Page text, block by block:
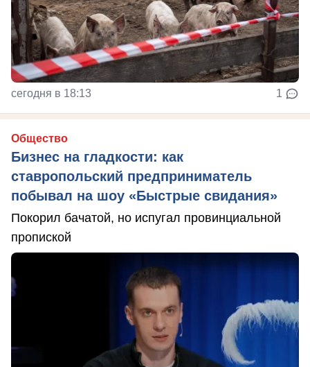
сегодня в 18:13 1
Общество
Бизнес на гладкости: как
ставропольский предприниматель
побывал на шоу «Быстрые свидания»
Покорил бачатой, но испугал провинциальной
пропиской